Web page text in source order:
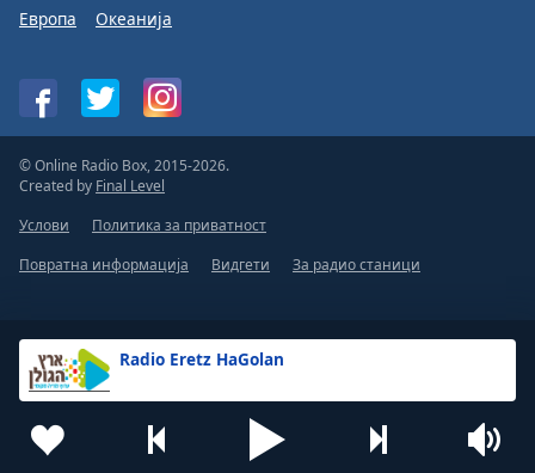
Radio Eretz HaGolan
Европа
Океанија
© Online Radio Box, 2015-2026.
Created by Final Level
Услови
Политика за приватност
Повратна информација
Видгети За радио станици